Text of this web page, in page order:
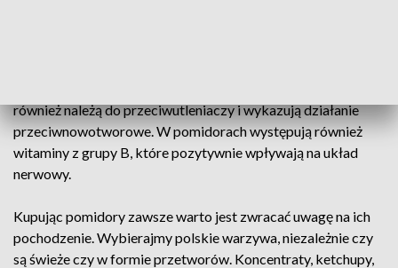
również należą do przeciwutleniaczy i wykazują działanie
przeciwnowotworowe. W pomidorach występują również
witaminy z grupy B, które pozytywnie wpływają na układ
nerwowy.
Kupując pomidory zawsze warto jest zwracać uwagę na ich
pochodzenie. Wybierajmy polskie warzywa, niezależnie czy
są świeże czy w formie przetworów. Koncentraty, ketchupy,